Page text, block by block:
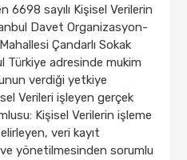
6698 sayılı Kişisel Verilerin
Davet Organizasyon-
Çandarlı Sokak
Türkiye adresinde mukim
verdiği yetkiye
Verileri işleyen gerçek
Kişisel Verilerin işleme
veri kayıt
yönetilmesinden sorumlu